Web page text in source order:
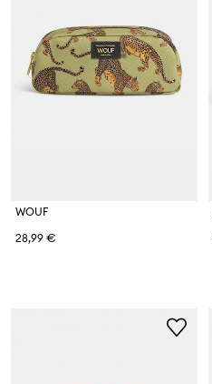
WOUF
28,99 €